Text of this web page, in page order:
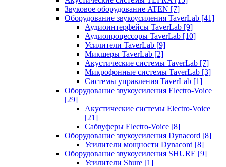
Звуковое оборудование ATEN [7]
Оборудование звукоусиления TaverLab [41]
Аудиоинтерфейсы TaverLab [9]
Аудиопроцессоры TaverLab [10]
Усилители TaverLab [9]
Микшеры TaverLab [2]
Акустические системы TaverLab [7]
Микрофонные системы TaverLab [3]
Системы управления TaverLab [1]
Оборудование звукоусиления Electro-Voice
[29]
Акустические системы Electro-Voice
[21]
Сабвуферы Electro-Voice [8]
Оборудование звукоусиления Dynacord [8]
Усилители мощности Dynacord [8]
Оборудование звукоусиления SHURE [9]
Усилители Shure [1]